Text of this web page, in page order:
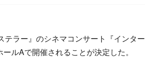
ラー』のシネマコンサート『インター
ルAで開催されることが決定した。